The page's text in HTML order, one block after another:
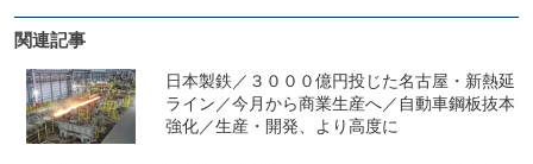
関連記事
日本製鉄／３０００億円投じた名古屋・新熱延
ライン／今月から商業生産へ／自動車鋼板抜本
強化／生産・開発、より高度に